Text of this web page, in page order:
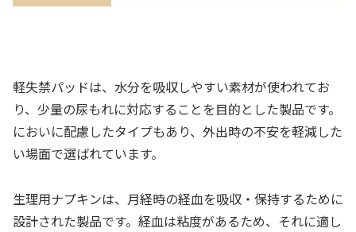
軽失禁パッドは、水分を吸収しやすい素材が使われてお
り、少量の尿もれに対応することを目的とした製品です。
においに配慮したタイプもあり、外出時の不安を軽減した
い場面で選ばれています。
生理用ナプキンは、月経時の経血を吸収・保持するために
設計された製品です。経血は粘度があるため、それに適し